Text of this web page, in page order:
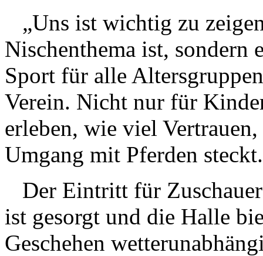
„Uns ist wichtig zu
Nischenthema ist, sondern
Sport für alle
Verein. Nicht nur für
erleben, wie viel
Umgang mit Pferden steckt.
Der Eintritt für
ist gesorgt und die Halle
Geschehen